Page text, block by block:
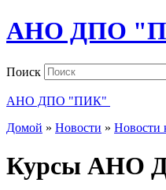
АНО ДПО
Поиск
АНО ДПО "ПИК"
Домой » Новости » Новости
Курсы АНО